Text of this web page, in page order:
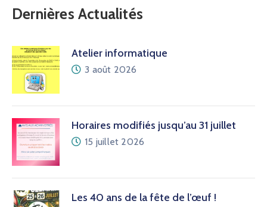
Dernières Actualités
Atelier informatique
3 août 2026
Horaires modifiés jusqu’au 31 juillet
15 juillet 2026
Les 40 ans de la fête de l’œuf !